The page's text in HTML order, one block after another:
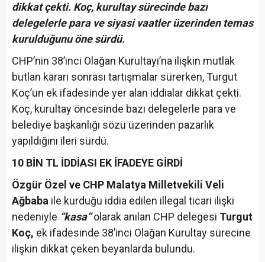
dikkat çekti. Koç, kurultay sürecinde bazı
delegelerle para ve siyasi vaatler üzerinden temas
kurulduğunu öne sürdü.
CHP’nin 38’inci Olağan Kurultayı’na ilişkin mutlak
butlan kararı sonrası tartışmalar sürerken, Turgut
Koç’un ek ifadesinde yer alan iddialar dikkat çekti.
Koç, kurultay öncesinde bazı delegelerle para ve
belediye başkanlığı sözü üzerinden pazarlık
yapıldığını ileri sürdü.
10 BİN TL İDDİASI EK İFADEYE GİRDİ
Özgür Özel ve CHP Malatya Milletvekili Veli
Ağbaba ile kurduğu iddia edilen illegal ticari ilişki
nedeniyle “kasa”olarak anılan CHP delegesi Turgut
Koç, ek ifadesinde 38’inci Olağan Kurultay sürecine
ilişkin dikkat çeken beyanlarda bulundu.